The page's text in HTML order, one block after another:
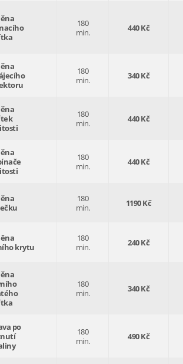
180
min.
440 Kč
180
min.
340 Kč
180
min.
440 Kč
180
min.
440 Kč
180
min.
1190 Kč
krytu
180
min.
240 Kč
180
min.
340 Kč
po
180
min.
490 Kč